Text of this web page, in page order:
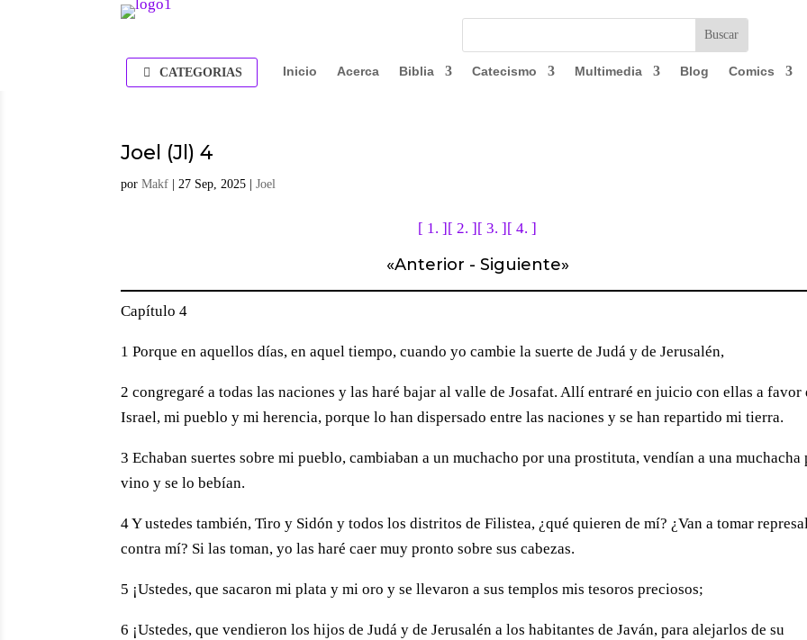
CATEGORIAS Inicio Acerca Biblia Catecismo Multimedia Blog Comics
Joel (Jl) 4
porMakf |27 Sep, 2025 |Joel
[ 1. ] [ 2. ] [ 3. ] [ 4. ]
«Anterior - Siguiente»
Capítulo 4
1 Porque en aquellos días, en aquel tiempo, cuando yo cambie la suerte de Judá y de Jerusalén,
2 congregaré a todas las naciones y las haré bajar al valle de Josafat. Allí entraré en juicio con ellas a favor
Israel, mi pueblo y mi herencia, porque lo han dispersado entre las naciones y se han repartido mi tierra.
3 Echaban suertes sobre mi pueblo, cambiaban a un muchacho por una prostituta, vendían a una muchacha
vino y se lo bebían.
4 Y ustedes también, Tiro y Sidón y todos los distritos de Filistea, ¿qué quieren de mí? ¿Van a tomar
contra mí? Si las toman, yo las haré caer muy pronto sobre sus cabezas.
5 ¡Ustedes, que sacaron mi plata y mi oro y se llevaron a sus templos mis tesoros preciosos;
6 ¡Ustedes, que vendieron los hijos de Judá y de Jerusalén a los habitantes de Javán, para alejarlos de su